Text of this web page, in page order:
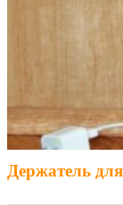
Держатель